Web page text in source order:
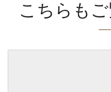
こちらも